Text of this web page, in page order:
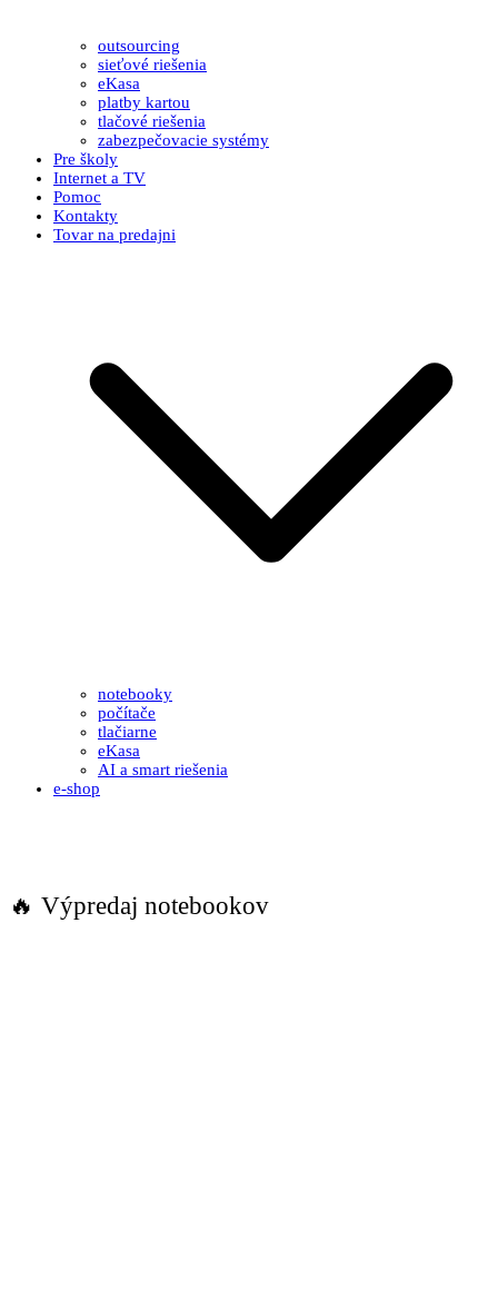
outsourcing
sieťové riešenia
eKasa
platby kartou
tlačové riešenia
zabezpečovacie systémy
Pre školy
Internet a TV
Pomoc
Kontakty
Tovar na predajni
notebooky
počítače
tlačiarne
eKasa
AI a smart riešenia
e-shop
🔥 Výpredaj notebookov